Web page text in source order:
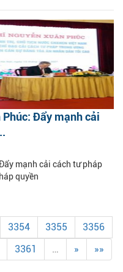
Phúc: Đẩy mạnh cải
mạnh cải cách tư pháp
quyền
3354 3355
3356
3361 … » »»